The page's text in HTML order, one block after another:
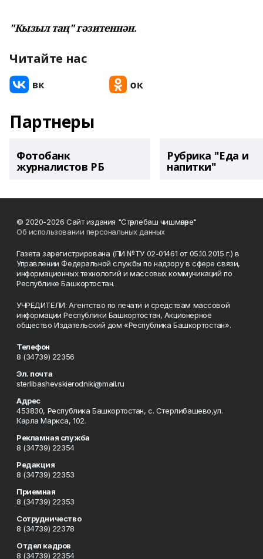
"Кызыл таң" гәзитеннән.
Читайте нас
Партнеры
Фотобанк
журналистов РБ
Рубрика "Еда и
напитки"
© 2020-2026 Сайт издания "Стәрлебаш чишмәләре"
Об использовании персональных данных
Газета зарегистрирована (ПИ №ТУ 02-01461 от 05.10.2015 г.) в
Управлении Федеральной службы по надзору в сфере связи,
информационных технологий и массовых коммуникаций по
Республике Башкортостан.
УЧРЕДИТЕЛИ: Агентство по печати и средствам массовой
информации Республики Башкортостан, Акционерное
общество Издательский дом «Республика Башкортостан».
Телефон
8 (34739) 22356
Эл. почта
sterlibashevskierodniki@mail.ru
Адрес
453830, Республика Башкортостан, c. Стерлибашево,ул.
Карла Маркса, 102.
Рекламная служба
8 (34739) 22354
Редакция
8 (34739) 22353
Приемная
8 (34739) 22353
Сотрудничество
8 (34739) 22378
Отдел кадров
8 (34739) 22354